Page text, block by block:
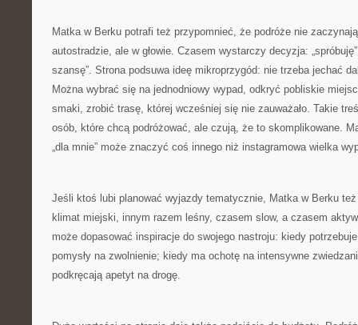
Matka w Berku potrafi też przypomnieć, że podróże nie
autostradzie, ale w głowie. Czasem wystarczy decyzja:
szansę”. Strona podsuwa ideę mikroprzygód: nie trzeba jechać
Można wybrać się na jednodniowy wypad, odkryć pobliskie
smaki, zrobić trasę, której wcześniej się nie zauważało. Takie
osób, które chcą podróżować, ale czują, że to skomplikowane.
„dla mnie” może znaczyć coś innego niż instagramowa wielka
Jeśli ktoś lubi planować wyjazdy tematycznie, Matka w Berku
klimat miejski, innym razem leśny, czasem slow, a czasem
może dopasować inspiracje do swojego nastroju: kiedy
pomysły na zwolnienie; kiedy ma ochotę na intensywne
podkręcają apetyt na drogę.